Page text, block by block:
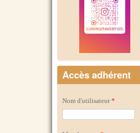
Accès adhérent
Nom d'utilisateur*